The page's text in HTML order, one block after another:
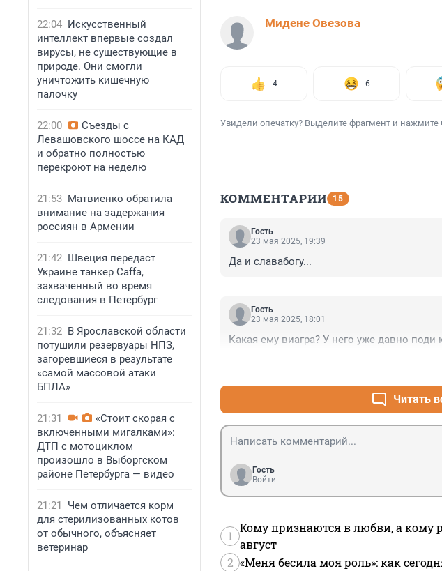
22:04 Искусственный
интеллект впервые создал
вирусы, не существующие в
природе. Они смогли
уничтожить кишечную
палочку
22:00
Съезды с
Левашовского шоссе на КАД
и обратно полностью
перекроют на неделю
21:53 Матвиенко обратила
внимание на задержания
россиян в Армении
21:42 Швеция передаст
Украине танкер Caffa,
захваченный во время
следования в Петербург
21:32 В Ярославской области
потушили резервуары НПЗ,
загоревшиеся в результате
«самой массовой атаки
БПЛА»
21:31
«Стоит скорая с
включенными мигалками»:
ДТП с мотоциклом
произошло в Выборгском
районе Петербурга — видео
21:21
Чем отличается корм
для стерилизованных котов
от обычного, объясняет
ветеринар
Мидене Овезова
4 6
Увидели опечатку? Выделите фрагмент и нажмите
КОММЕНТАРИИ 15
Гость
23 мая 2025, 19:39
Да и славабогу...
Гость
23 мая 2025, 18:01
Какая ему виагра? У него уже давно поди
Читать
Гость
Войти
1
Кому признаются в любви, а кому
август
2 «Меня бесила моя роль»: как